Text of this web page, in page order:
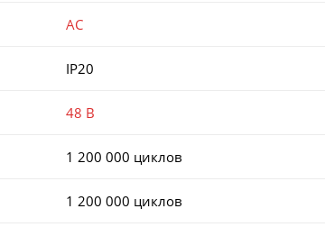
AC
IP20
48 В
1 200 000 циклов
1 200 000 циклов